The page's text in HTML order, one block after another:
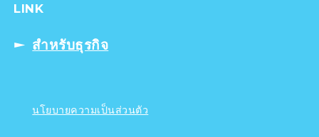
LINK
สำหรับธุรกิจ
นโยบายความเป็นส่วนตัว